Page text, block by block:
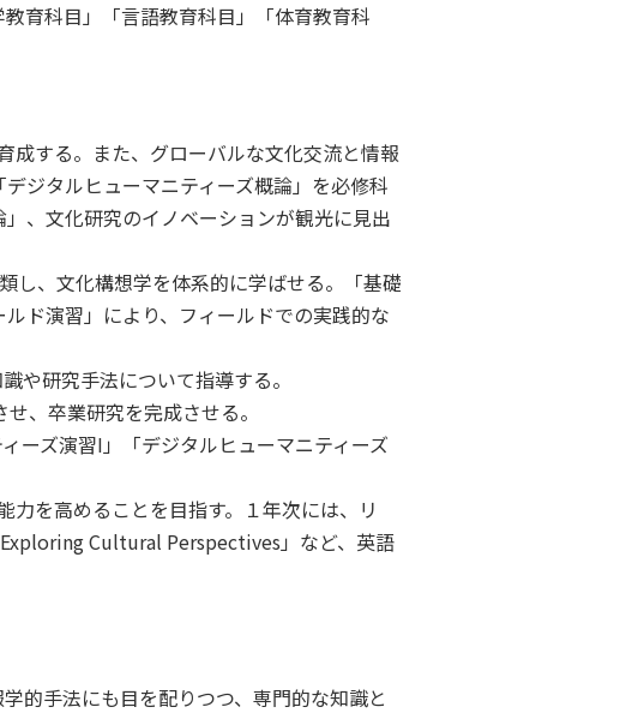
育科目」「言語教育科目」「体育教育科
成する。また、グローバルな文化交流と情報
ジタルヒューマニティーズ概論」を必修科
、文化研究のイノベーションが観光に見出
し、文化構想学を体系的に学ばせる。「基礎
ド演習」により、フィールドでの実践的な
や研究手法について指導する。
、卒業研究を完成させる。
ーズ演習Ⅰ」「デジタルヒューマニティーズ
を高めることを目指す。１年次には、リ
Cultural Perspectives」など、英語
的手法にも目を配りつつ、専門的な知識と